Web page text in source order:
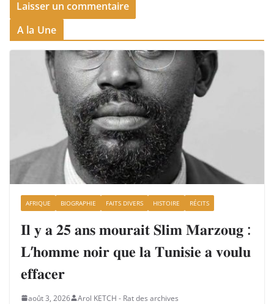
A la Une
AFRIQUE BIOGRAPHIE FAITS DIVERS HISTOIRE RÉCITS
𝐈𝐥 𝐲 𝐚 𝟐𝟓 𝐚𝐧𝐬 𝐦𝐨𝐮𝐫𝐚𝐢𝐭 𝐒𝐥𝐢𝐦 𝐌𝐚𝐫𝐳𝐨𝐮𝐠 :
𝐋’𝐡𝐨𝐦𝐦𝐞 𝐧𝐨𝐢𝐫 𝐪𝐮𝐞 𝐥𝐚 𝐓𝐮𝐧𝐢𝐬𝐢𝐞 𝐚 𝐯𝐨𝐮𝐥𝐮
𝐞𝐟𝐟𝐚𝐜𝐞𝐫
août 3, 2026 Arol KETCH - Rat des archives